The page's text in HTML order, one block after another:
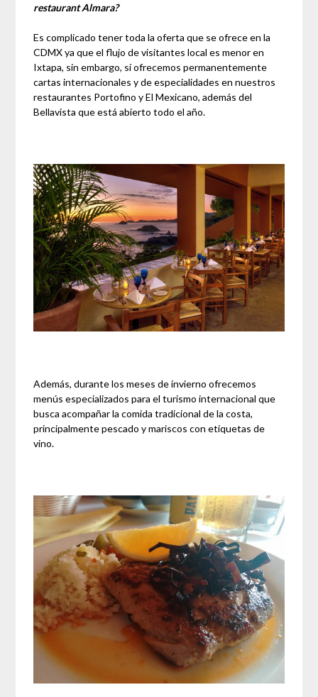
restaurant Almara?
Es complicado tener toda la oferta que se ofrece en la
CDMX ya que el flujo de visitantes local es menor en
Ixtapa, sin embargo, sí ofrecemos permanentemente
cartas internacionales y de especialidades en nuestros
restaurantes Portofino y El Mexicano, además del
Bellavista que está abierto todo el año.
Además, durante los meses de invierno ofrecemos
menús especializados para el turismo internacional que
busca acompañar la comida tradicional de la costa,
principalmente pescado y mariscos con etiquetas de
vino.